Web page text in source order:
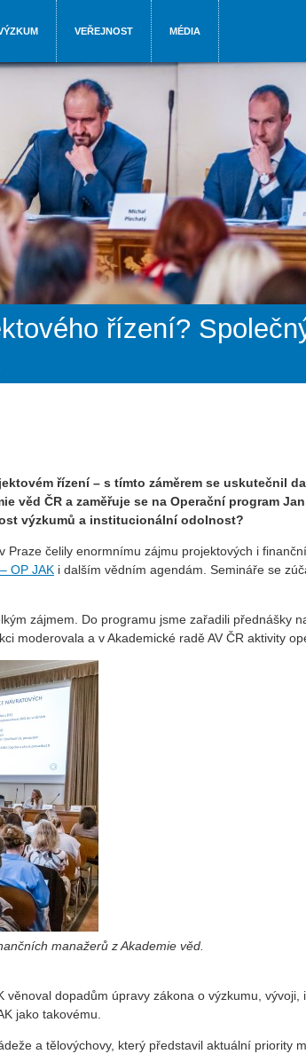
VEŘEJNOST MÉDIA
řízení?
řízení – s tímto záměrem se uskutečnil
věd ČR a zaměřuje se na Operační program
výzkumů a institucionální odolnost?
Praze čelily enormnímu zájmu projektových i
OP JAK i dalším vědním agendám. Semináře se
zájmem. Do programu jsme zařadili přednášky
moderovala a v Akademické radě AV ČR aktivity
manažerů z Akademie věd.
věnoval dopadům úpravy zákona o výzkumu,
jako takovému.
a tělovýchovy, který představil aktuální priority